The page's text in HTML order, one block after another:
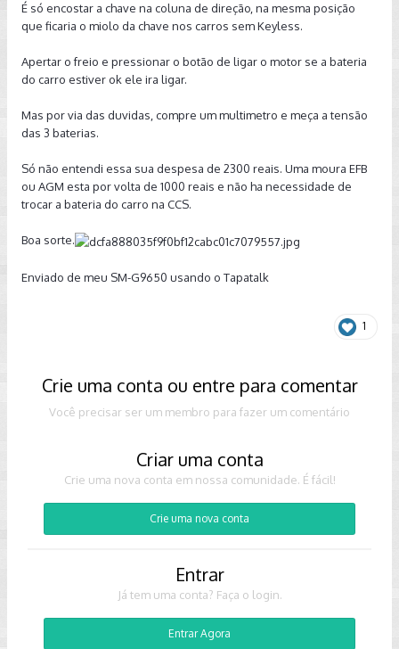
É só encostar a chave na coluna de direção, na mesma posição
que ficaria o miolo da chave nos carros sem Keyless.
Apertar o freio e pressionar o botão de ligar o motor se a bateria
do carro estiver ok ele ira ligar.
Mas por via das duvidas, compre um multimetro e meça a tensão
das 3 baterias.
Só não entendi essa sua despesa de 2300 reais. Uma moura EFB
ou AGM esta por volta de 1000 reais e não ha necessidade de
trocar a bateria do carro na CCS.
Boa sorte.
Enviado de meu SM-G9650 usando o Tapatalk
1
Crie uma conta ou entre para comentar
Você precisar ser um membro para fazer um comentário
Criar uma conta
Crie uma nova conta em nossa comunidade. É fácil!
Crie uma nova conta
Entrar
Já tem uma conta? Faça o login.
Entrar Agora